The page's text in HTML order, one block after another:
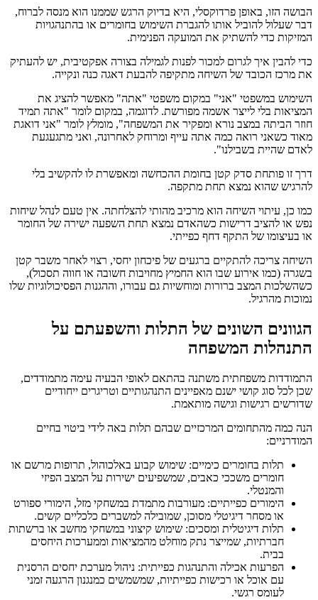
הבושה הזו, באופן פרדוקסלי, היא בדיוק הרגש שממנו הוא מנסה לברוח,
דבר שעלול להוביל אותו להגברת השימוש בחומרים או בהתנהגויות
המזיקות כדי להשתיק את המועקה הפנימית.
כדי להבין איך לגרום למכור לפנות לגמילה בצורה אפקטיבית, יש להעתיק
את מרכז הכובד של השיחה מתקיפה להבעת דאגה כנה ונקייה.
השימוש במשפטי "אני" במקום משפטי "אתה" מאפשר להציג את
המציאות בלי לייצר אשמה מפורשת. לדוגמה, במקום לומר "אתה תמיד
חוזר הביתה במצב נורא ומפקיר את המשפחה", מומלץ לומר "אני דואגת
מאוד כשאני רואה כמה אתה עייף ומרוחק לאחרונה, ואני מתגעגעת
לאדם שהיית בשבילנו".
דרך זו פותחת סדק קטן בחומת ההכחשה ומאפשרת לו להקשיב בלי
להרגיש שהוא נמצא תחת מתקפה.
כמו כן, עיתוי השיחה הוא מרכיב מהותי להצלחתה. אין טעם לנהל שיחות
נפש או להציב דרישות כשהאדם נמצא תחת השפעה ישירה של החומר
או בעיצומו של התקף דחף כפייתי.
השיחה צריכה להתקיים ברגעים של פיכחון יחסי, רצוי לאחר משבר קטן
בשגרה (כמו אירוע שבו הוא החמיץ מחויבות חשובה או חווה תסכול),
כשהשלכות המצב ברורות ומוחשיות גם עבורו, וההגנות הפסיכולוגיות שלו
נמוכות מהרגיל.
הגוונים השונים של התלות והשפעתם על
התנהלות המשפחה
התמודדות משפחתית משתנה בהתאם לאופי הבעיה עימה מתמודדים,
שכן לכל סוג קושי ישנם מאפיינים התנהגותיים וטריגרים ייחודיים
שדורשים רגישות וגישה מותאמת.
הנה כמה מהתחומים המרכזיים שבהם תלות באה לידי ביטוי בחיים
המודרניים:
תלות בחומרים כימיים: שימוש קבוע באלכוהול, תרופות מרשם או
חומרים משככי כאבים, שמשפיעים ישירות על המצב הפיזי
והמנטלי.
הימורים כפייתיים: מעורבות מתמדת במשחקי מזל, הימורי ספורט
או מסחר דיגיטלי מסוכן, שמובילה למשברים כלכליים קשים.
תלות דיגיטלית ומסכים: שימוש קיצוני במשחקי מחשב או ברשתות
חברתיות, שמייצר נתק מוחלט מהמציאות וממערכות היחסים
בבית.
הפרעות אכילה והתנהגות כפייתית: ניהול מערכת יחסים הרסנית
עם אוכל או רכישות כפייתיות, שמשמשים כמנגנון הרגעה זמני
לעומס רגשי.